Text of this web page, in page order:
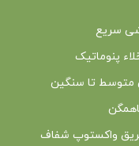
سریع
پنوماتیک
تا سنگین
واکستوپ شفاف